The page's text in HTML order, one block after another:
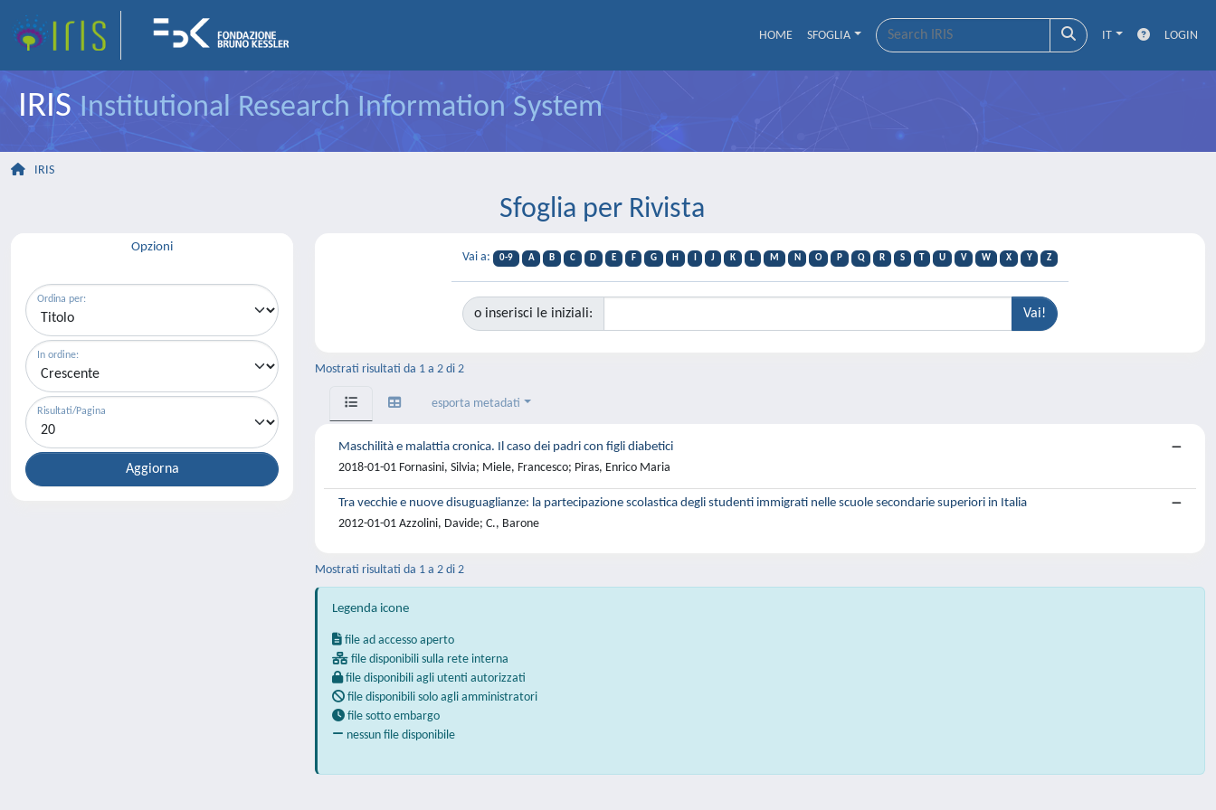
HOME SFOGLIA IT LOGIN
IRISInstitutional Research Information System
IRIS
Sfoglia per Rivista
Opzioni
Ordina per:
In ordine:
Risultati/Pagina
Vai a: 0-9 A B C D E F G H J K L M N O P Q R S T U V W X Y Z
o inserisci le iniziali:
Mostrati risultati da 1 a 2 di 2
esporta metadati
Maschilità e malattia cronica. Il caso dei padri con figli diabetici
2018-01-01 Fornasini, Silvia; Miele, Francesco; Piras, Enrico Maria
Tra vecchie e nuove disuguaglianze: la partecipazione scolastica degli studenti immigrati nelle scuole secondarie superiori in Italia
2012-01-01 Azzolini, Davide; C., Barone
Mostrati risultati da 1 a 2 di 2
Legenda icone
file ad accesso aperto
file disponibili sulla rete interna
file disponibili agli utenti autorizzati
file disponibili solo agli amministratori
file sotto embargo
nessun file disponibile